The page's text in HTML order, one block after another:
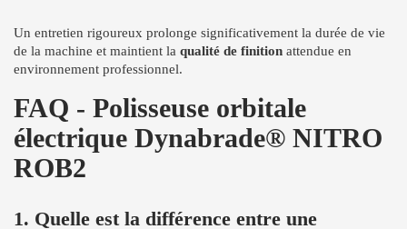
Un entretien rigoureux prolonge significativement la durée de vie
de la machine et maintient la qualité de finition attendue en
environnement professionnel.
FAQ - Polisseuse orbitale
électrique Dynabrade® NITRO
ROB2
1. Quelle est la différence entre une